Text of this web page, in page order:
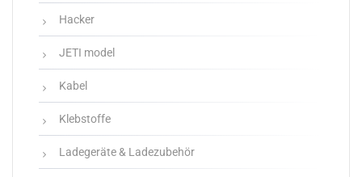
Hacker
JETI model
Kabel
Klebstoffe
Ladegeräte & Ladezubehör